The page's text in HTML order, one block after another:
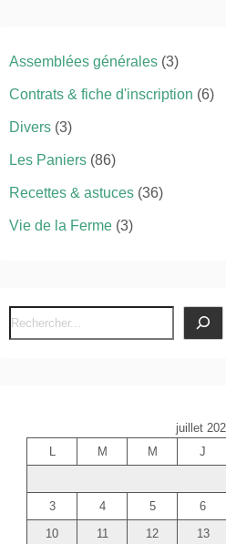
Assemblées générales (3)
Contrats & fiche d'inscription (6)
Divers (3)
Les Paniers (86)
Recettes & astuces (36)
Vie de la Ferme (3)
R
e
juillet
L
M M J
3
4 5 6
10
11 12 13